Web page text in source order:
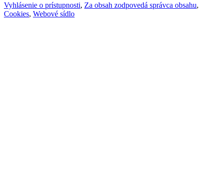
Vyhlásenie o prístupnosti, Za obsah zodpovedá správca obsahu,
Cookies, Webové sídlo